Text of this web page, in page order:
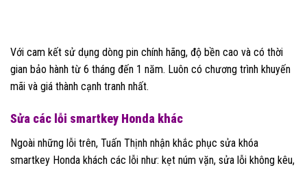
Với cam kết sử dụng dòng pin chính hãng, độ bền cao và có thời
gian bảo hành từ 6 tháng đến 1 năm. Luôn có chương trình khuyến
mãi và giá thành cạnh tranh nhất.
Sửa các lỗi smartkey Honda khác
Ngoài những lỗi trên, Tuấn Thịnh nhận khắc phục sửa khóa
smartkey Honda khách các lỗi như: kẹt núm vặn, sửa lỗi không kêu,